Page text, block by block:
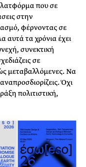
που σε
στην
φέρνοντας σε
αυτά τα χρόνια έχει
συνεκτική
σε
μεταβαλλόμενες. Να
Όχι
πολιτιστική,